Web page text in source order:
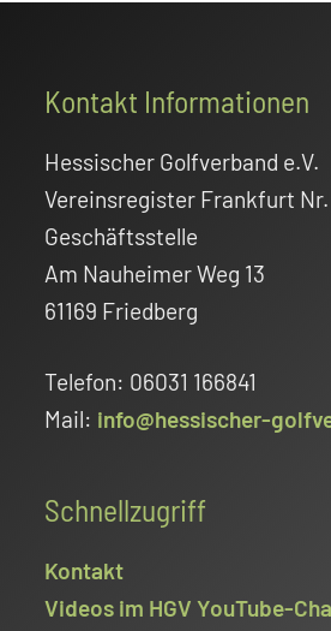
FooterKontakt Informationen
Hessischer Golfverband e.V.
Vereinsregister Frankfurt Nr.
Geschäftsstelle
Am Nauheimer Weg 13
61169 Friedberg
Telefon: 06031 166841
Mail: info@hessischer-
Schnellzugriff
Kontakt
Videos im HGV YouTube-